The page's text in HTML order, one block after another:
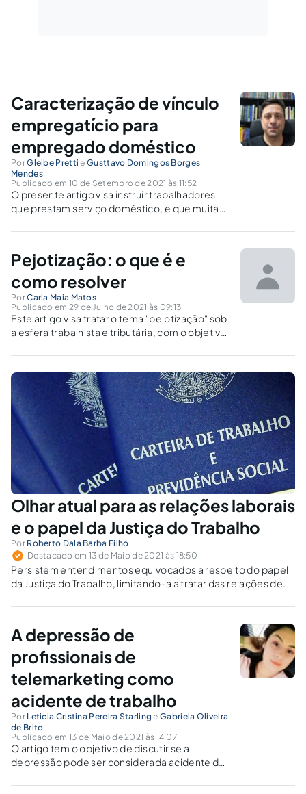
Caracterização de vínculo
empregatício para
empregado doméstico
PorGleibe Pretti eGusttavo Domingos Borges
Mendes
Publicado em 10 de Setembro de 2021 às 11:52
O presente artigo visa instruir trabalhadores
que prestam serviço doméstico, e que muitas
disciplina os seus direitos.
Pejotização: o que é e
como resolver
PorCarla Maia Matos
Publicado em 29 de Julho de 2021 às 09:13
Este artigo visa tratar o tema "pejotização" sob
a esfera trabalhista e tributária, com o objetivo
decisão.
Olhar atual para as relações laborais
e o papel da Justiça do Trabalho
Por Roberto Dala Barba Filho
Destacado em 13 de Maio de 2021 às 18:50
Persistem entendimentos equivocados a respeito do papel
da Justiça do Trabalho, limitando-a a tratar das relações de
modalidades de prestação de serviço passa pelo
reconhecimento de que se trata de múltiplas espécies de
um gênero comum, que é o da prestação laboral.
A depressão de
profissionais de
telemarketing como
acidente de trabalho
Por Leticia Cristina Pereira Starling eGabriela Oliveira
de Brito
Publicado em 13 de Maio de 2021 às 14:07
O artigo tem o objetivo de discutir se a
depressão pode ser considerada acidente de
depressão e o profissional de telemarketing, o